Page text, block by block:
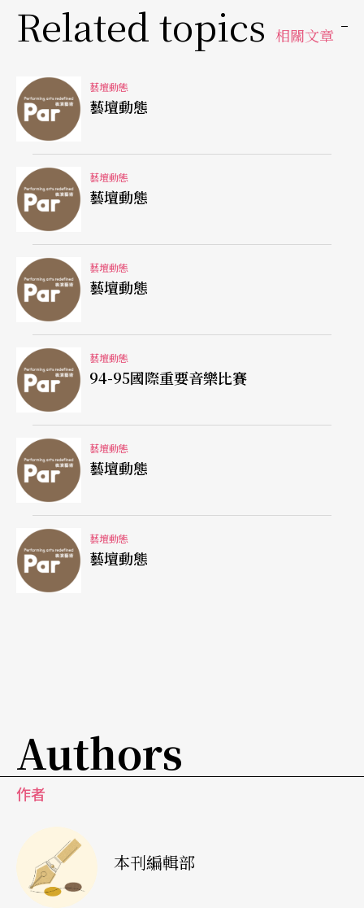
節，主題爲「當傳統現代化：國際文化的對話」。
演出的部分將由印尼、亞太區地舞團和獨立編舞家
擔任。會議主題包括：「舞蹈與文化交流」、「舞
蹈硏究與方法」、「舞蹈人類學」、「舞蹈與表演
管理」、「敎育舞蹈」。另外還邀請各國舞者參與
印尼傳統舞蹈硏習。
〔義大利〕
斯波萊托藝術節
今年是世界著名作曲家吉安．卡洛．梅諾蒂八十五
歲壽誕，目前他正籌劃在義大利的斯波萊托市舉辦
藝術節。藝術節確定爲六月二十四日至七月十四日
舉行，計劃上演的節目超過二百項之多，包括音
樂、舞蹈、戲劇等諸多形式。
梅諾蒂的主要功績在於歌劇創作。一九三八年他寫
了第一部歌劇《阿梅莉亞去參加舞會》，在紐約大
都會歌劇院上演取得成功，之後又有《阿瑪爾和夜
晚來客》、《布利克街的怪人》、《執政官》等佳
〔大陸〕
中央直屬院團大調整
文化部直屬藝術表演團體調整工作五月初結束。原
有的十三個院團調整爲十個：在中央集團的基礎上
組建中國交響集團，中央歌劇院和中國芭蕾舞團合
Related topics 相關文章
藝壇動態
藝壇動態
藝壇動態
藝壇動態
藝壇動態
藝壇動態
藝壇動態
94-95國際重要音樂比賽
藝壇動態
藝壇動態
藝壇動態
藝壇動態
Authors
作者
本刊編輯部